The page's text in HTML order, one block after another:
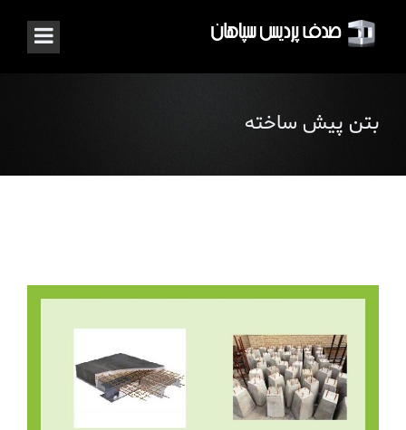
بتن پیش ساخته